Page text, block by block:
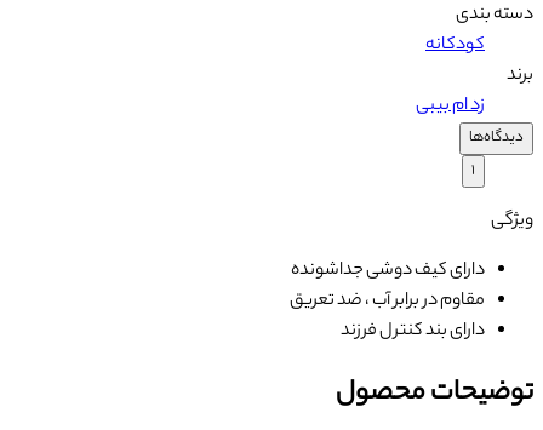
دسته بندی
کودکانه
برند
زد ام بیبی
دیدگاه‌ها
۱
ویژگی
دارای کیف دوشی جداشونده
مقاوم در برابر آب ، ضد تعریق
دارای بند کنترل فرزند
توضیحات محصول